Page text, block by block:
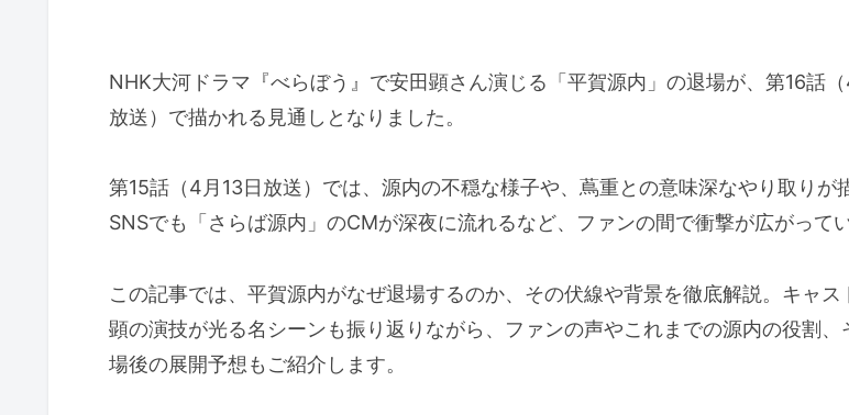
NHK大河ドラマ『べらぼう』で安田顕さん演じる「平賀源内」の退場が、第16話
放送）で描かれる見通しとなりました。
第15話（4月13日放送）では、源内の不穏な様子や、蔦重との意味深なやり取りが
SNSでも「さらば源内」のCMが深夜に流れるなど、ファンの間で衝撃が広がってい
この記事では、平賀源内がなぜ退場するのか、その伏線や背景を徹底解説。キャス
顕の演技が光る名シーンも振り返りながら、ファンの声やこれまでの源内の役割、
場後の展開予想もご紹介します。